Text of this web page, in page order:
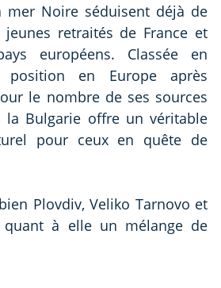
mer Noire séduisent déjà de
jeunes retraités de France et
européens. Classée en
position en Europe après
le nombre de ses sources
la Bulgarie offre un véritable
pour ceux en quête de
Plovdiv, Veliko Tarnovo et
quant à elle un mélange de